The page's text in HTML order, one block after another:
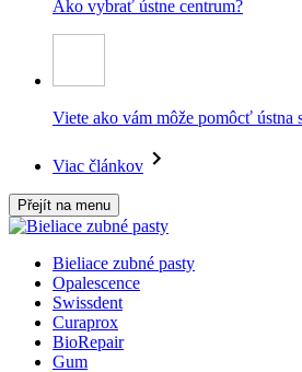
Ako vybrať ústne centrum?
Viete ako vám môže pomôcť ústna
Viac článkov
Přejít na menu
Bieliace zubné pasty
Opalescence
Swissdent
Curaprox
BioRepair
Gum